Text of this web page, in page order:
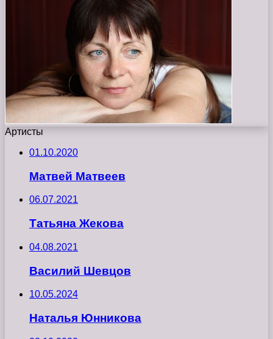
Артисты
01.10.2020
Матвей Матвеев
06.07.2021
Татьяна Жекова
04.08.2021
Василий Шевцов
10.05.2024
Наталья Юнникова